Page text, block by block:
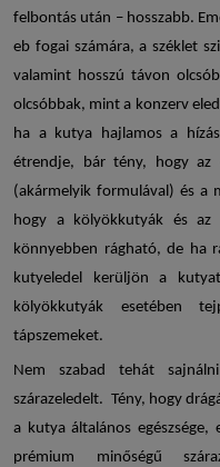
felbontás után – hosszabb.
eb fogai számára, a széklet
valamint hosszú távon
olcsóbbak, mint a konzerv
ha a kutya hajlamos a
étrendje, bár tény, hogy az
(akármelyik formulával) és a
hogy a kölyökkutyák és az
könnyebben rágható, de ha
kutyeledel
kerüljön a
kölyökkutyák esetében
tápszemeket.
Nem szabad tehát
szárazeledelt. Tény, hogy
a kutya általános egészsége,
prémium minőségű